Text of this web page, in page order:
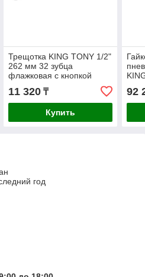
Трещотка KING TONY 1/2"
262 мм 32 зубца
флажковая с кнопкой
4771-10GR
11 320₸
Купить
92
год